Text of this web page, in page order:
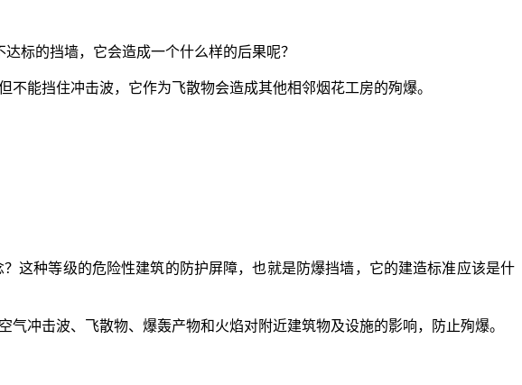
标的挡墙，它会造成一个什么样的后果呢？
能挡住冲击波，它作为飞散物会造成其他相邻烟花工房的殉爆。
种等级的危险性建筑的防护屏障，也就是防爆挡墙，它的建造标准应该是什
击波、飞散物、爆轰产物和火焰对附近建筑物及设施的影响，防止殉爆。